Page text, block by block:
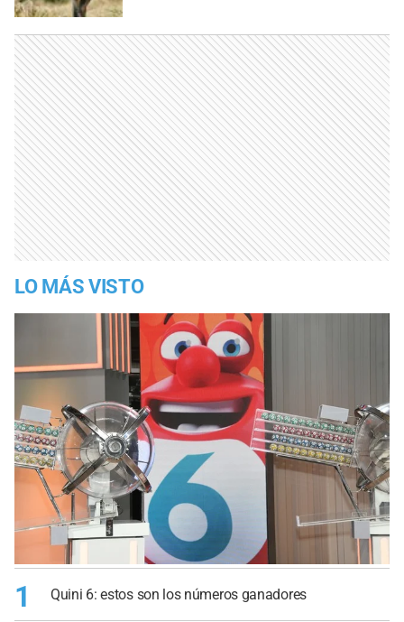
LO MÁS VISTO
1 Quini 6: estos son los números ganadores